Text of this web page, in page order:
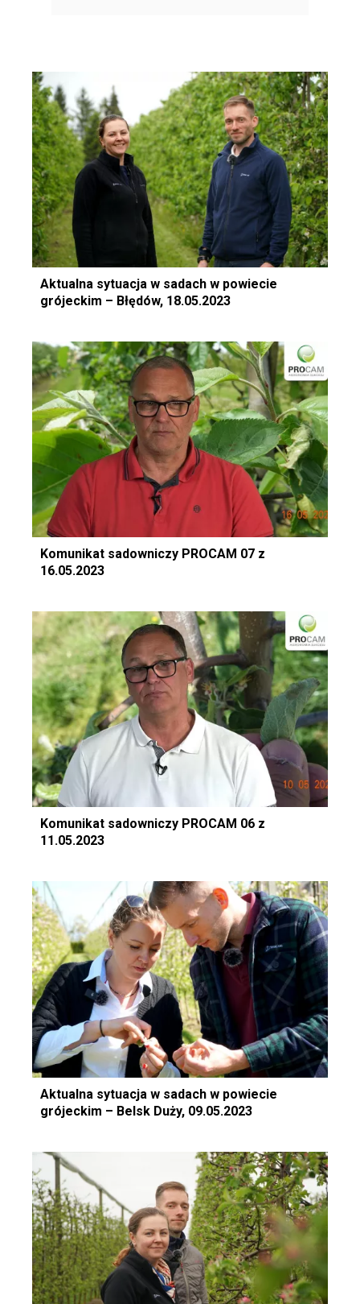
Aktualna sytuacja w sadach w powiecie
grójeckim – Błędów, 18.05.2023
Komunikat sadowniczy PROCAM 07 z
16.05.2023
Komunikat sadowniczy PROCAM 06 z
11.05.2023
Aktualna sytuacja w sadach w powiecie
grójeckim – Belsk Duży, 09.05.2023